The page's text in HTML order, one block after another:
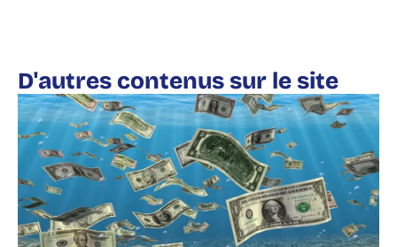
D'autres contenus sur le site